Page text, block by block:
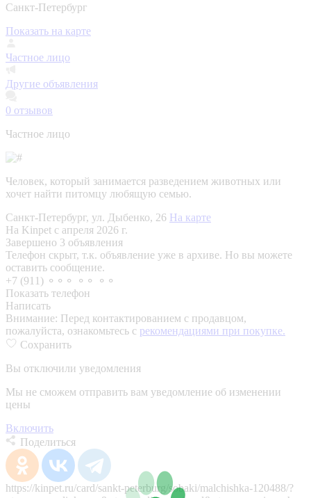
Санкт-Петербург
Показать на карте
Частное лицо
Другие объявления
0 отзывов
Частное лицо
Человек, который занимается разведением животных или
хочет найти питомцу любящую семью.
Санкт-Петербург, ул. Дыбенко, 26 На карте
На Kinpet c апреля 2026 г.
Завершено 3 объявления
Телефон скрыт, т.к. объявление уже в архиве. Но вы можете
оставить сообщение.
+7 (911) ⚬⚬⚬ ⚬⚬ ⚬⚬
Показать телефон
Написать
Внимание: Перед контактированием с продавцом,
пожалуйста, ознакомьтесь с рекомендациями при покупке.
Сохранить
Вы отключили уведомления
Мы не сможем отправить вам уведомление об изменении
цены
Включить
Поделиться
https://kinpet.ru/card/sankt-peterburg/sobaki/malchishka-120488/?